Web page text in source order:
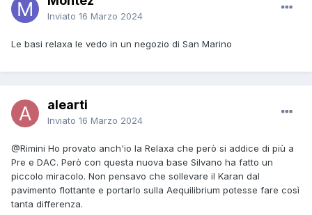
Inviato 16 Marzo 2024
Le basi relaxa le vedo in un negozio di San Marino
alearti
Inviato 16 Marzo 2024
@Rimini Ho provato anch'io la Relaxa che però si addice di più a
Pre e DAC. Però con questa nuova base Silvano ha fatto un
piccolo miracolo. Non pensavo che sollevare il Karan dal
pavimento flottante e portarlo sulla Aequilibrium potesse fare così
tanta differenza.